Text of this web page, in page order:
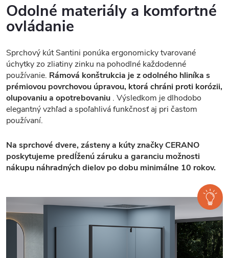
Odolné materiály a komfortné
ovládanie
Sprchový kút Santini ponúka ergonomicky tvarované
úchytky zo zliatiny zinku na pohodlné každodenné
používanie. Rámová konštrukcia je z odolného hliníka s
prémiovou povrchovou úpravou, ktorá chráni proti korózii,
olupovaniu a opotrebovaniu . Výsledkom je dlhodobo
elegantný vzhľad a spoľahlivá funkčnosť aj pri častom
používaní.
Na sprchové dvere, zásteny a kúty značky CERANO
poskytujeme predĺženú záruku a garanciu možnosti
nákupu náhradných dielov po dobu minimálne 10 rokov.